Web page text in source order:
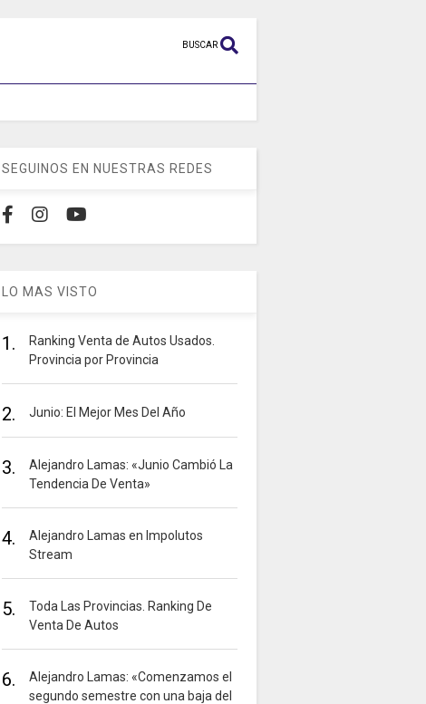
BUSCAR
SEGUINOS EN NUESTRAS REDES
LO MAS VISTO
1.
Ranking Venta de Autos Usados.
Provincia por Provincia
2. Junio: El Mejor Mes Del Año
3.
Alejandro Lamas: «Junio Cambió La
Tendencia De Venta»
4.
Alejandro Lamas en Impolutos
Stream
5.
Toda Las Provincias. Ranking De
Venta De Autos
6.
Alejandro Lamas: «Comenzamos el
segundo semestre con una baja del